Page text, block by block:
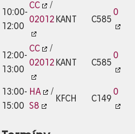
10:00-
12:00
CC
/
02012 KANT C585
0
12:00-
13:00
CC
/
02012 KANT C585
0
13:00-
15:00
HA
/
S8
KFCH C149
0